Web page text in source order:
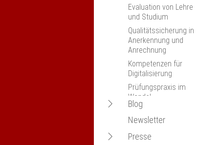
Evaluation von Lehre
und Studium
Qualitätssicherung in
Anerkennung und
Anrechnung
Kompetenzen für
Digitalisierung
Prüfungspraxis im
Wandel
20 Jahre Lissabon-
Konvention: Quo vadis
Blog
Navigation
öffnen
Employability als ein
Ziel des
Universitätsstudiums -
Newsletter
Presse
Navigation